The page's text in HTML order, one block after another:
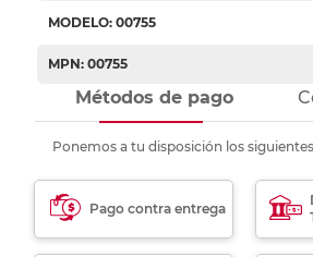
MODELO: 00755
MPN: 00755
Métodos de pago
Ponemos a tu disposición los
Pago contra entrega